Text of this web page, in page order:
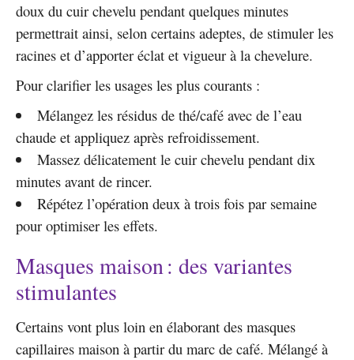
doux du cuir chevelu pendant quelques minutes
permettrait ainsi, selon certains adeptes, de stimuler les
racines et d’apporter éclat et vigueur à la chevelure.
Pour clarifier les usages les plus courants :
Mélangez les résidus de thé/café avec de l’eau
chaude et appliquez après refroidissement.
Massez délicatement le cuir chevelu pendant dix
minutes avant de rincer.
Répétez l’opération deux à trois fois par semaine
pour optimiser les effets.
Masques maison : des variantes
stimulantes
Certains vont plus loin en élaborant des masques
capillaires maison à partir du marc de café. Mélangé à